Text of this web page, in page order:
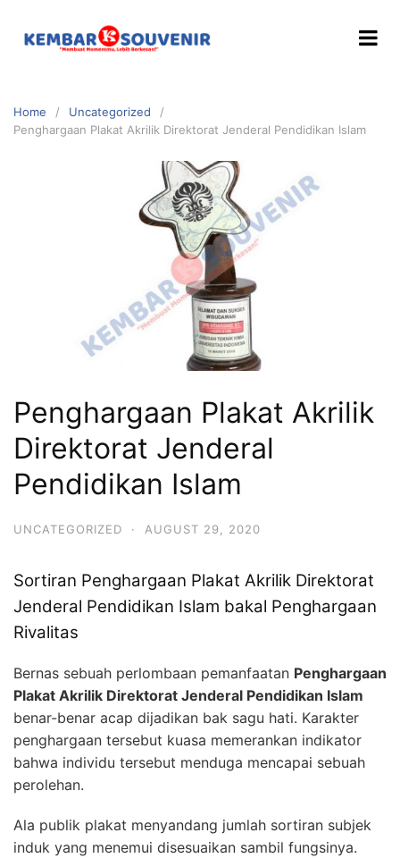
Home
Uncategorized
Penghargaan Plakat Akrilik Direktorat Jenderal Pendidikan Islam
Penghargaan Plakat Akrilik
Direktorat Jenderal
Pendidikan Islam
UNCATEGORIZED · AUGUST 29, 2020
Sortiran Penghargaan Plakat Akrilik Direktorat
Jenderal Pendidikan Islam bakal Penghargaan
Rivalitas
Bernas sebuah perlombaan pemanfaatan Penghargaan
Plakat Akrilik Direktorat Jenderal Pendidikan Islam
benar-benar acap dijadikan bak sagu hati. Karakter
penghargaan tersebut kuasa memerankan indikator
bahwa individu tersebut menduga mencapai sebuah
perolehan.
Ala publik plakat menyandang jumlah sortiran subjek
induk yang menemui disesuaikan sambil fungsinya.